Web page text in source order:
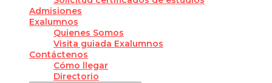
Admisiones
Exalumnos
Quienes Somos
Visita guiada Exalumnos
Contáctenos
Cómo llegar
Directorio